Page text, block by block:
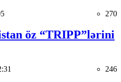
270
öz “TRIPP”lərini
246